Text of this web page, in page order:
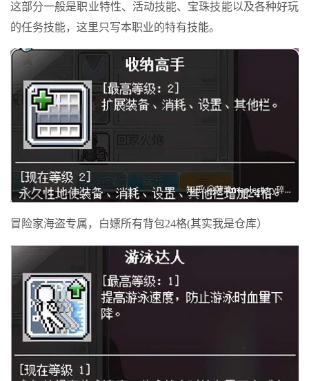
这部分一般是职业特性、活动技能、宝珠技能以及各种好玩
的任务技能，这里只写本职业的特有技能。
冒险家海盗专属，白嫖所有背包24格(其实我是仓库）